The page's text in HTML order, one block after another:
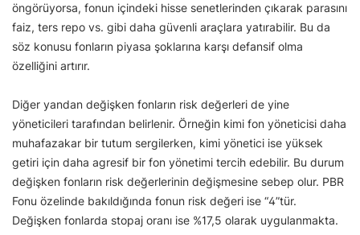
öngörüyorsa, fonun içindeki hisse senetlerinden çıkarak parasını
faiz, ters repo vs. gibi daha güvenli araçlara yatırabilir. Bu da
söz konusu fonların piyasa şoklarına karşı defansif olma
özelliğini artırır.
Diğer yandan değişken fonların risk değerleri de yine
yöneticileri tarafından belirlenir. Örneğin kimi fon yöneticisi daha
muhafazakar bir tutum sergilerken, kimi yönetici ise yüksek
getiri için daha agresif bir fon yönetimi tercih edebilir. Bu durum
değişken fonların risk değerlerinin değişmesine sebep olur. PBR
Fonu özelinde bakıldığında fonun risk değeri ise “4”tür.
Değişken fonlarda stopaj oranı ise %17,5 olarak uygulanmakta.